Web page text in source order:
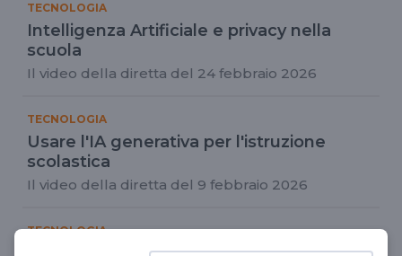
TECNOLOGIA
Intelligenza Artificiale e privacy nella
scuola
Il video della diretta del 24 febbraio 2026
TECNOLOGIA
Usare l'IA generativa per l'istruzione
scolastica
Il video della diretta del 9 febbraio 2026
TECNOLOGIA